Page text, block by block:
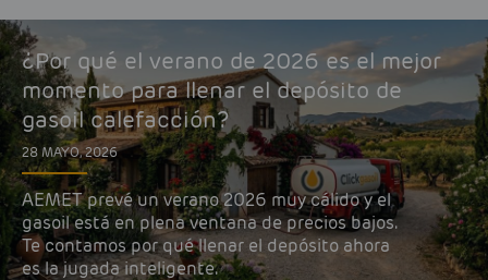
¿Por qué el verano de 2026 es el mejor
momento para llenar el depósito de
gasoil calefacción?
28 MAYO, 2026
AEMET prevé un verano 2026 muy cálido y el
gasoil está en plena ventana de precios bajos.
Te contamos por qué llenar el depósito ahora
es la jugada inteligente.